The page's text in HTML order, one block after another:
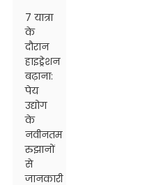
7 यात्रा
के
दौरान
हाइड्रेशन
बढ़ाना:
पेय
उद्योग
के
नवीनतम
रुझानों
से
जानकारी